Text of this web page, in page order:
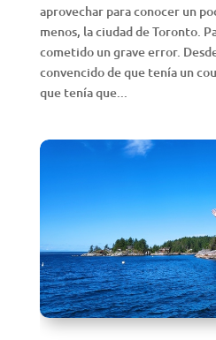
aprovechar para conocer un
menos, la ciudad de Toronto.
cometido un grave error.
convencido de que tenía un
que tenía que...